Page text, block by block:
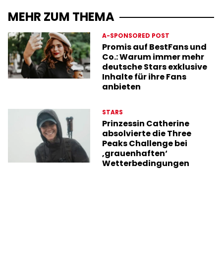
MEHR ZUM THEMA
A-SPONSORED POST
Promis auf BestFans und
Co.: Warum immer mehr
deutsche Stars exklusive
Inhalte für ihre Fans
anbieten
STARS
Prinzessin Catherine
absolvierte die Three
Peaks Challenge bei
‚grauenhaften‘
Wetterbedingungen